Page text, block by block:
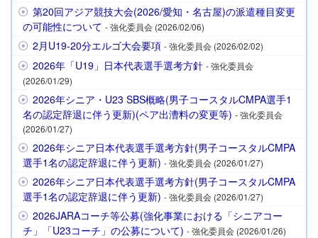
第20回アジア競技大会(2026/愛知・名古屋)の派遣種目変更
の可能性について - 強化委員会 (2026/02/06)
2月U19-20分エルゴ大会要項 - 強化委員会 (2026/02/02)
2026年「U19」日本代表選手選考方針 - 強化委員会
(2026/01/29)
2026年シニア・U23 SBS概略(男子コースタルCMPA選手1
名の認定辞退に伴う更新)(ペア出漕料の変更等) - 強化委員会
(2026/01/27)
2026年シニア日本代表選手選考方針(男子コースタルCMPA
選手1名の認定辞退に伴う更新) - 強化委員会 (2026/01/27)
2026年シニア日本代表選手選考方針(男子コースタルCMPA
選手1名の認定辞退に伴う更新) - 強化委員会 (2026/01/27)
2026JARAコーチ等公募(強化事業における「シニアコー
チ」「U23コーチ」の公募について) - 強化委員会 (2026/01/26)